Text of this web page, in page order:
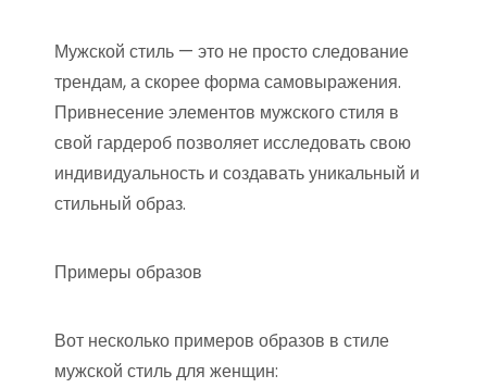
Мужской стиль — это не просто следование
трендам, а скорее форма самовыражения.
Привнесение элементов мужского стиля в
свой гардероб позволяет исследовать свою
индивидуальность и создавать уникальный и
стильный образ.
Примеры образов
Вот несколько примеров образов в стиле
мужской стиль для женщин: